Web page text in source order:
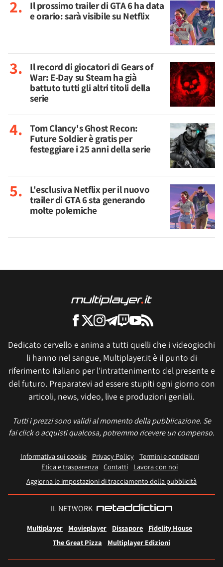
Il prossimo trailer di GTA 6 ha data
e orario: sarà visibile su Netflix
Il record di giocatori di Gears of
War: E-Day su Steam ha già
battuto tutti gli altri titoli della
serie
Tom Clancy's Ghost Recon:
Future Soldier è gratis per
festeggiare i 25 anni della serie
L'esclusiva Netflix per il nuovo
trailer di GTA 6 sta generando
molte polemiche
Dedicato cervello e anima a tutti quelli che i videogiochi
li hanno nel sangue, Multiplayer.it è il punto di
riferimento italiano per l'intrattenimento del presente e
del futuro. Preparatevi ad essere stupiti ogni giorno con
articoli, news, video, live e produzioni geniali.
Tutti i prezzi sono validi al momento della pubblicazione. Se
fai click o acquisti qualcosa, potremmo ricevere un compenso.
Informativa sui cookie Privacy Policy
Termini e condizioni
Etica e trasparenza Contatti
Lavora con noi
Aggiorna le impostazioni di tracciamento della pubblicità
IL NETWORK
Multiplayer Movieplayer Dissapore
Fidelity House
The Great Pizza
Multiplayer Edizioni